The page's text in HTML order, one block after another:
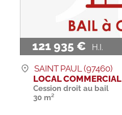
121 935 € H.I.
SAINT PAUL (97460)
LOCAL COMMERCIAL
Cession droit au bail
30 m²